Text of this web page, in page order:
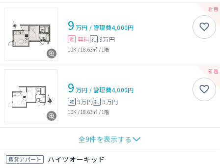
9 万円 /管理費4,000円
敷 無料 礼 9万円
1DK / 18.63㎡ / 1階
9 万円 /管理費4,000円
敷 9万円礼 9万円
1DK / 18.63㎡ / 1階
全9件を表示する
賃貸アパート ハイツオーキッド